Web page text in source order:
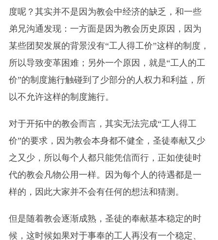
度呢？其实并不是因为教会中经济的缺乏，和一些
弟兄沟通发现：一方面是因为教会历史原因，因为
某些团契发展的背景没有“工人得工价”这样的制度，
所以导致变革困难；另外一个原因，就是“工人的工
价”的制度施行触碰到了少部分的人权力和利益，所
以不允许这样的制度施行。
对于开拓中的教会而言，其实无法完成“工人得工
价”的要求，因为教会本身都不健全，圣徒奉献又少
之又少，所以每个人都只能凭信而行，正如使徒时
代的教会凡物公用一样。因为每个人的待遇都是一
样的，因此大家并不会有任何的想法和猜测。
但是随着教会逐渐成熟，圣徒的奉献基本稳定的时
候，这时候如果对于事奉的工人再没有一个稳定、